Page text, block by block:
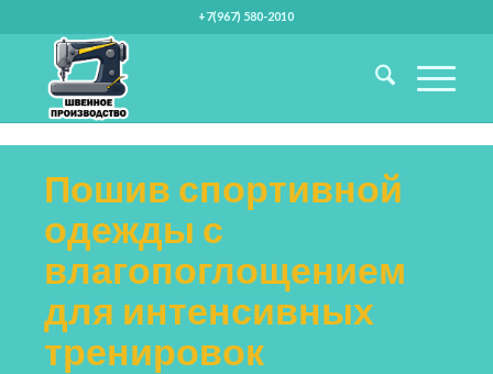
+7(967) 580-2010
Пошив спортивной
одежды с
влагопоглощением
для интенсивных
тренировок